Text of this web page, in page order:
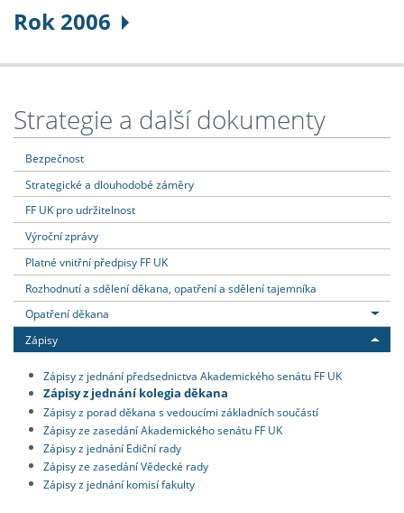
Rok 2006
Strategie a další dokumenty
Bezpečnost
Strategické a dlouhodobé záměry
FF UK pro udržitelnost
Výroční zprávy
Platné vnitřní předpisy FF UK
Rozhodnutí a sdělení děkana, opatření a sdělení tajemníka
Opatření děkana
Zápisy
Zápisy z jednání předsednictva Akademického senátu FF UK
Zápisy z jednání kolegia děkana
Zápisy z porad děkana s vedoucími základních součástí
Zápisy ze zasedání Akademického senátu FF UK
Zápisy z jednání Ediční rady
Zápisy ze zasedání Vědecké rady
Zápisy z jednání komisí fakulty